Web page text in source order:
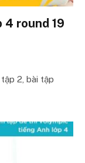
round 19
2, bài tập